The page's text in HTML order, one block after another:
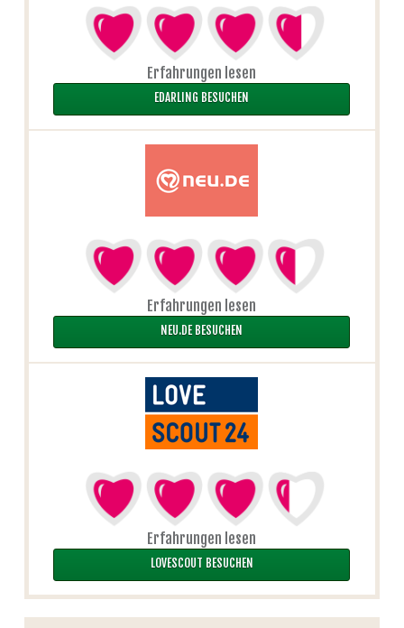
Erfahrungen lesen
EDARLING BESUCHEN
Erfahrungen lesen
NEU.DE BESUCHEN
Erfahrungen lesen
LOVESCOUT BESUCHEN